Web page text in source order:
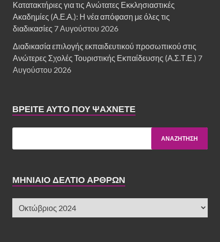
Κατατακτήριες για τις Ανώτατες Εκκλησιαστικές
Ακαδημίες (Α.Ε.Α.): Η νέα απόφαση με όλες τις
διαδικασίες 7 Αυγούστου 2026
Διαδικασία επιλογής εκπαιδευτικού προσωπικού στις
Ανώτερες Σχολές Τουριστικής Εκπαίδευσης (Α.Σ.Τ.Ε.) 7
Αυγούστου 2026
ΒΡΕΊΤΕ ΑΥΤΌ ΠΟΥ ΨΆΧΝΕΤΕ
ΜΗΝΙΑΙΟ ΔΕΛΤΙΟ ΑΡΘΡΩΝ